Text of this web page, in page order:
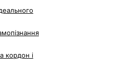
кордон і